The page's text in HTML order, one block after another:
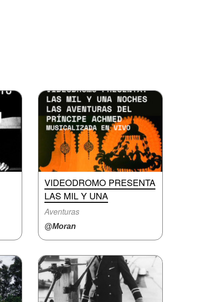
VIDEODROMO PRESENTA
LAS MIL Y UNA
Aventuras
@Moran